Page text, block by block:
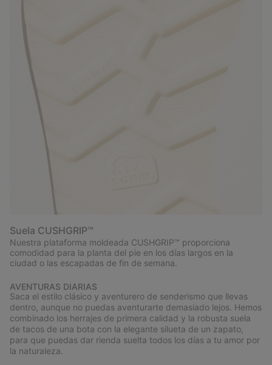
Suela CUSHGRIP™
Nuestra plataforma moldeada CUSHGRIP™ proporciona
comodidad para la planta del pie en los días largos en la
ciudad o las escapadas de fin de semana.
AVENTURAS DIARIAS
Saca el estilo clásico y aventurero de senderismo que llevas
dentro, aunque no puedas aventurarte demasiado lejos. Hemos
combinado los herrajes de primera calidad y la robusta suela
de tacos de una bota con la elegante silueta de un zapato,
para que puedas dar rienda suelta todos los días a tu amor por
la naturaleza.